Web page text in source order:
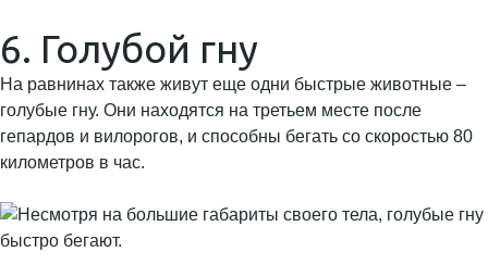
6. Голубой гну
На равнинах также живут еще одни быстрые животные –
голубые гну. Они находятся на третьем месте после
гепардов и вилорогов, и способны бегать со скоростью 80
километров в час.